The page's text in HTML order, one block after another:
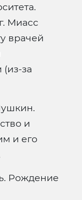
Миасс
врачей
за
и
и его
Рождение